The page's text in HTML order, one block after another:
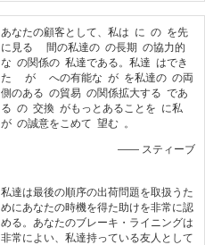
あなたの顧客として、私は に の を先
に見る 間の私達の の長期 の協力的
な の関係の 私達である。私達 はでき
た が への有能な が を私達の の両
側のある の貿易 の関係拡大する であ
る の 交換 がもっとあることを に私
が の誠意をこめて 望む 。
—— スティーブ
私達は最後の順序の出荷問題を取扱うた
めにあなたの時機を得た助けを非常に認
める。あなたのブレーキ・ライニングは
非常によい、私達持っている友人として